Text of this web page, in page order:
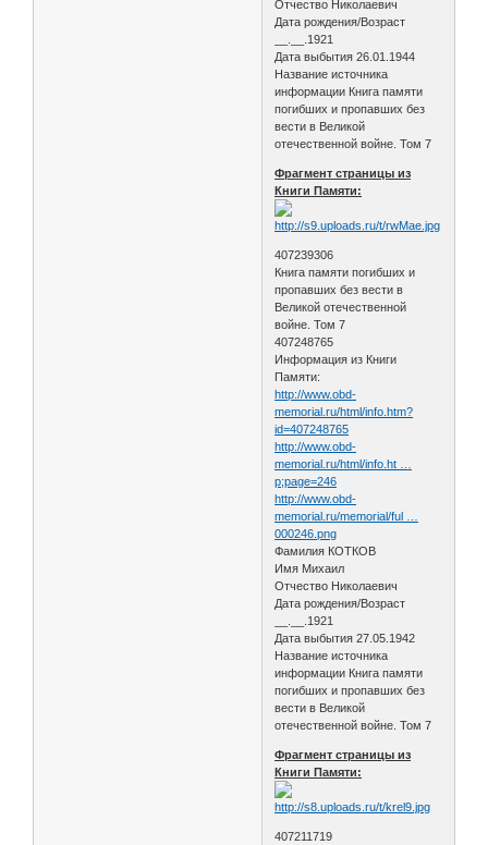
Отчество Николаевич
Дата рождения/Возраст
__.__.1921
Дата выбытия 26.01.1944
Название источника
информации Книга памяти
погибших и пропавших без
вести в Великой
отечественной войне. Том 7
Фрагмент страницы из
Книги Памяти:
407239306
Книга памяти погибших и
пропавших без вести в
Великой отечественной
войне. Том 7
407248765
Информация из Книги
Памяти:
http://www.obd-
memorial.ru/html/info.htm?
id=407248765
http://www.obd-
memorial.ru/html/info.ht …
p;page=246
http://www.obd-
memorial.ru/memorial/ful …
000246.png
Фамилия КОТКОВ
Имя Михаил
Отчество Николаевич
Дата рождения/Возраст
__.__.1921
Дата выбытия 27.05.1942
Название источника
информации Книга памяти
погибших и пропавших без
вести в Великой
отечественной войне. Том 7
Фрагмент страницы из
Книги Памяти:
407211719